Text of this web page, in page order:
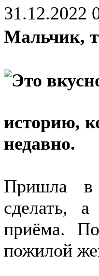
31.12.2022
Мальчик,
историю,
недавно.
Пришла в
сделать,
приёма.
пожилой